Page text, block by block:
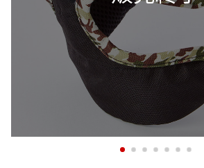
1 2 3 4 5 6 7